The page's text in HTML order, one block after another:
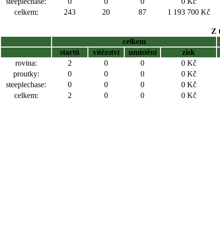
celkem:
243 20 87 1 193 700 Kč
Z
celkem
startů
vítězství umístění
zisk
rovina:
2 0 0
0 Kč
proutky:
0 0 0
0 Kč
steeplechase:
0 0 0
0 Kč
celkem:
2 0 0 0 Kč